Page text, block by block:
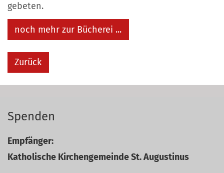
gebeten.
noch mehr zur Bücherei ...
Zurück
Spenden
Empfänger:
Katholische Kirchengemeinde St. Augustinus